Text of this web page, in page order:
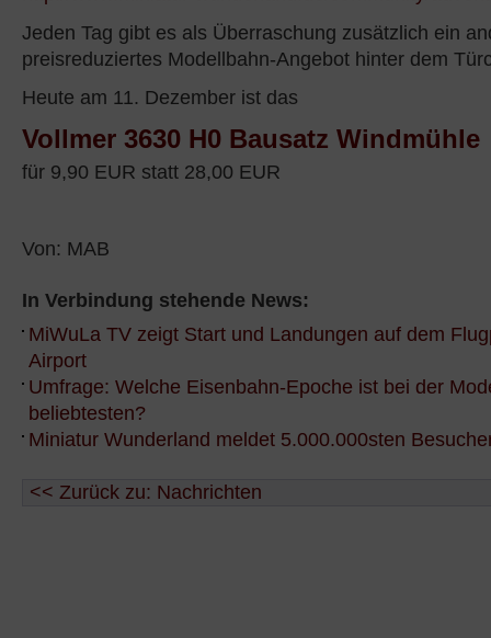
Jeden Tag gibt es als Überraschung zusätzlich ein
preisreduziertes Modellbahn-Angebot hinter dem
Heute am 11. Dezember ist das
Vollmer 3630 H0 Bausatz Windmühle
für 9,90 EUR statt 28,00 EUR
Von: MAB
In Verbindung stehende News:
MiWuLa TV zeigt Start und Landungen auf dem
Airport
Umfrage: Welche Eisenbahn-Epoche ist bei der
beliebtesten?
Miniatur Wunderland meldet 5.000.000sten
<< Zurück zu: Nachrichten